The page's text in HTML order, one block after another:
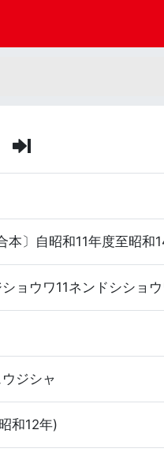
本〕自昭和11年度至昭
ショウワ11ネンドシシ
ジシャ
和12年)